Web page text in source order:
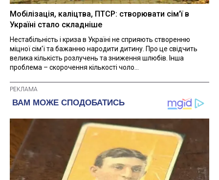
Мобілізація, каліцтва, ПТСР: створювати сім'ї в
Україні стало складніше
Нестабільність і криза в Україні не сприяють створенню
міцної сім'ї та бажанню народити дитину. Про це свідчить
велика кількість розлучень та зниження шлюбів. Інша
проблема – скорочення кількості чоло...